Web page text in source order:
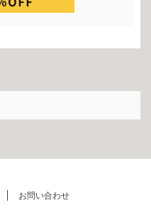
お問い合わせ